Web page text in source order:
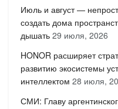
Июль и август —
создать дома
дышать 29 июля, 2026
HONOR расширяет
развитию экосистемы
интеллектом 28 июля,
СМИ: Главу